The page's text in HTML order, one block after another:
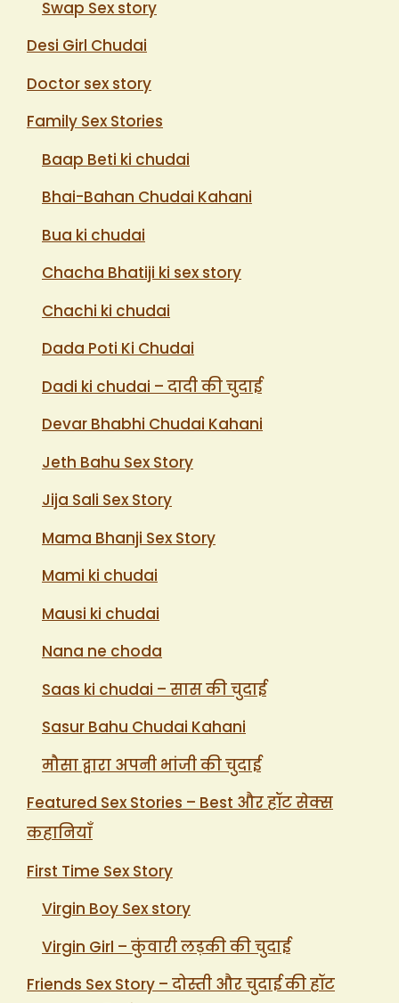
Swap Sex story
Desi Girl Chudai
Doctor sex story
Family Sex Stories
Baap Beti ki chudai
Bhai-Bahan Chudai Kahani
Bua ki chudai
Chacha Bhatiji ki sex story
Chachi ki chudai
Dada Poti Ki Chudai
Dadi ki chudai – दादी की चुदाई
Devar Bhabhi Chudai Kahani
Jeth Bahu Sex Story
Jija Sali Sex Story
Mama Bhanji Sex Story
Mami ki chudai
Mausi ki chudai
Nana ne choda
Saas ki chudai – सास की चुदाई
Sasur Bahu Chudai Kahani
मौसा द्वारा अपनी भांजी की चुदाई
Featured Sex Stories – Best और हॉट सेक्स
कहानियाँ
First Time Sex Story
Virgin Boy Sex story
Virgin Girl – कुंवारी लड़की की चुदाई
Friends Sex Story – दोस्ती और चुदाई की हॉट